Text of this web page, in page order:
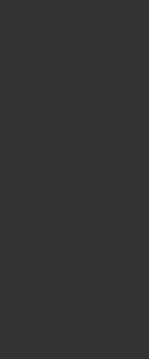
リーオール